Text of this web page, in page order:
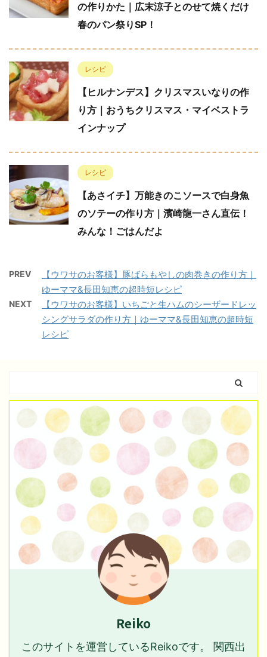
の作りかた｜広末涼子とのせて焼くだけ
春のパン祭りSP！
レシピ
【ヒルナンデス】クリスマスいなりの作
り方｜おうちクリスマス・マイベストラ
インナップ
レシピ
【あさイチ】万能きのこソースで白身魚
のソテーの作り方｜濱崎龍一さん直伝！
みんな！ごはんだよ
PREV
【ウワサのお客様】豚ばらもやしの肉巻きの作り方｜
ゆーママ&長田知恵の超時短レシピ
NEXT
【ウワサのお客様】いちごと生ハムのシーザードレッ
シングサラダの作り方｜ゆーママ&長田知恵の超時短
レシピ
Reiko
このサイトを運営しているReikoです。 関西出